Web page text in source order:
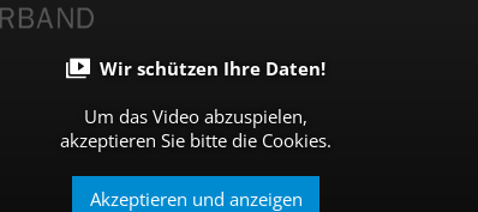
Wir schützen Ihre Daten!
Um das Video abzuspielen,
akzeptieren Sie bitte die Cookies.
Akzeptieren und anzeigen